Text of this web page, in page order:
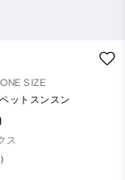
SIZE
ットスンスン
ス